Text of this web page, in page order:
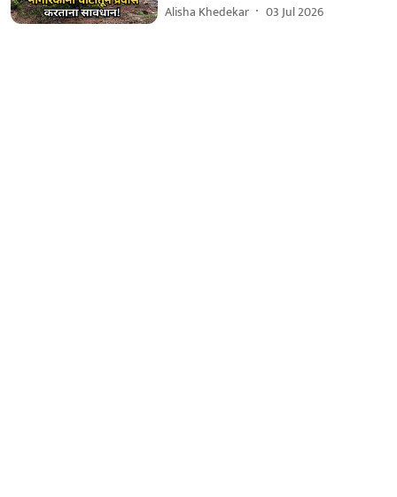
Alisha Khedekar 03 Jul 2026